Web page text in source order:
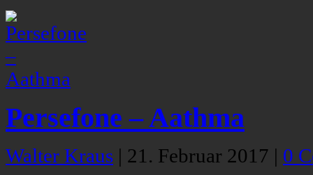
Persefone – Aathma
Walter Kraus | 21. Februar 2017 | 0